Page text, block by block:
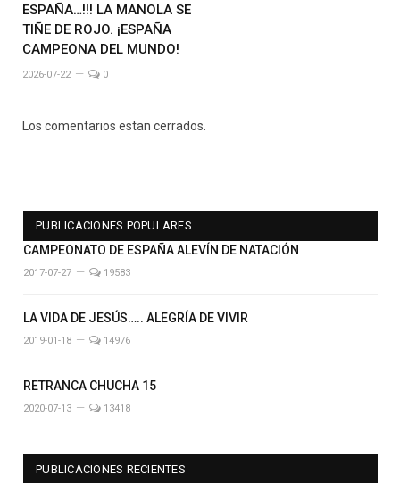
ESPAÑA…!!! LA MANOLA SE
TIÑE DE ROJO. ¡ESPAÑA
CAMPEONA DEL MUNDO!
2026-07-22 0
Los comentarios estan cerrados.
PUBLICACIONES POPULARES
CAMPEONATO DE ESPAÑA ALEVÍN DE NATACIÓN
2017-07-27 19583
LA VIDA DE JESÚS….. ALEGRÍA DE VIVIR
2019-01-18 14976
RETRANCA CHUCHA 15
2020-07-13 13418
PUBLICACIONES RECIENTES